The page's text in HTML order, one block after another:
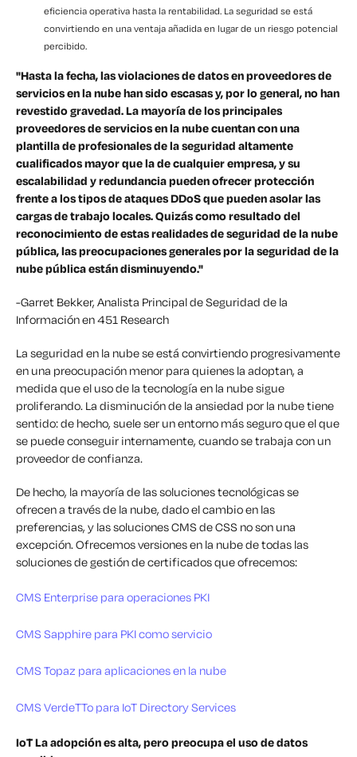
eficiencia operativa hasta la rentabilidad. La seguridad se está
convirtiendo en una ventaja añadida en lugar de un riesgo potencial
percibido.
"Hasta la fecha, las violaciones de datos en proveedores de
servicios en la nube han sido escasas y, por lo general, no han
revestido gravedad. La mayoría de los principales
proveedores de servicios en la nube cuentan con una
plantilla de profesionales de la seguridad altamente
cualificados mayor que la de cualquier empresa, y su
escalabilidad y redundancia pueden ofrecer protección
frente a los tipos de ataques DDoS que pueden asolar las
cargas de trabajo locales. Quizás como resultado del
reconocimiento de estas realidades de seguridad de la nube
pública, las preocupaciones generales por la seguridad de la
nube pública están disminuyendo."
-Garret Bekker, Analista Principal de Seguridad de la
Información en 451 Research
La seguridad en la nube se está convirtiendo progresivamente
en una preocupación menor para quienes la adoptan, a
medida que el uso de la tecnología en la nube sigue
proliferando. La disminución de la ansiedad por la nube tiene
sentido: de hecho, suele ser un entorno más seguro que el que
se puede conseguir internamente, cuando se trabaja con un
proveedor de confianza.
De hecho, la mayoría de las soluciones tecnológicas se
ofrecen a través de la nube, dado el cambio en las
preferencias, y las soluciones CMS de CSS no son una
excepción. Ofrecemos versiones en la nube de todas las
soluciones de gestión de certificados que ofrecemos:
CMS Enterprise para operaciones PKI
CMS Sapphire para PKI como servicio
CMS Topaz para aplicaciones en la nube
CMS VerdeTTo para IoT Directory Services
IoT La adopción es alta, pero preocupa el uso de datos